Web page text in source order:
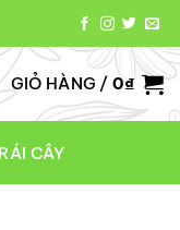
GIỎ HÀNG /0₫
CÂY